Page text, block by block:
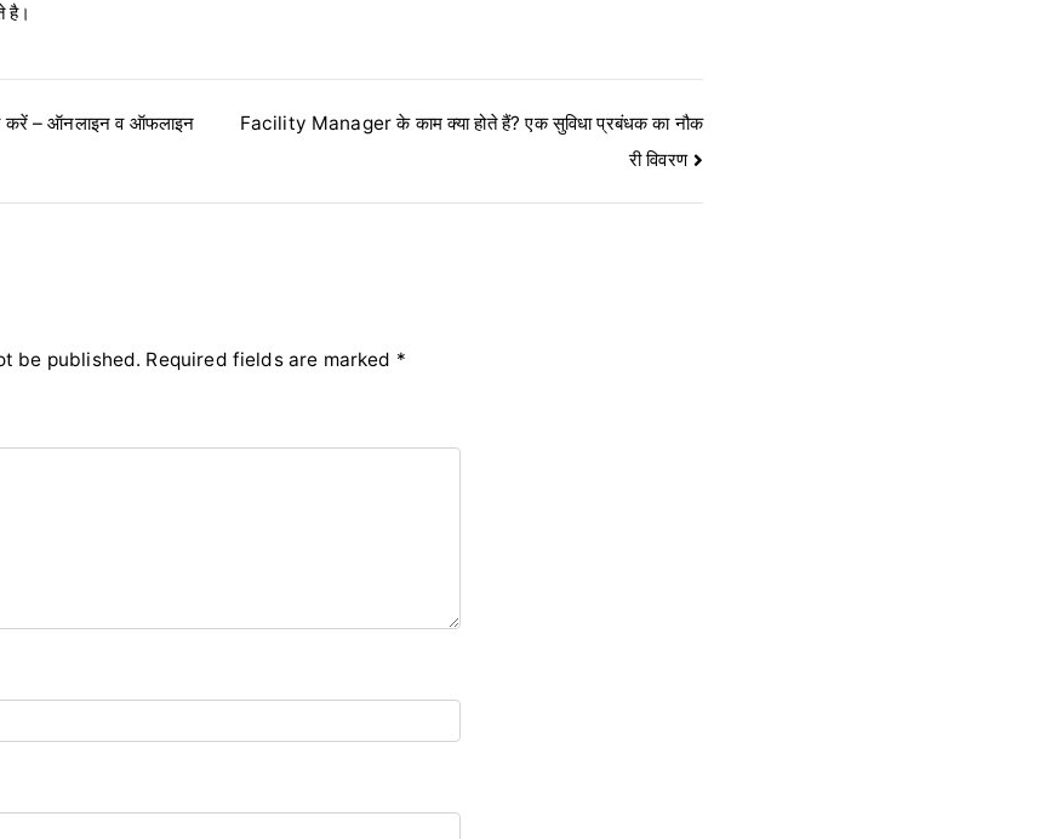
है।
करें – ऑनलाइन व ऑफलाइन
Facility Manager के काम क्या होते हैं? एक सुविधा प्रबंधक का नौक
री विवरण
be published. Required fields are marked *